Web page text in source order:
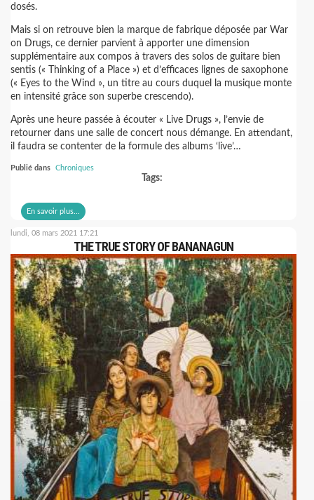
dosés.
Mais si on retrouve bien la marque de fabrique déposée par War
on Drugs, ce dernier parvient à apporter une dimension
supplémentaire aux compos à travers des solos de guitare bien
sentis (« Thinking of a Place ») et d’efficaces lignes de saxophone
(« Eyes to the Wind », un titre au cours duquel la musique monte
en intensité grâce son superbe crescendo).
Après une heure passée à écouter « Live Drugs », l’envie de
retourner dans une salle de concert nous démange. En attendant,
il faudra se contenter de la formule des albums ‘live’…
Publié dans Chroniques
Tags:
En savoir plus...
lundi, 08 mars 2021 17:21
THE TRUE STORY OF BANANAGUN